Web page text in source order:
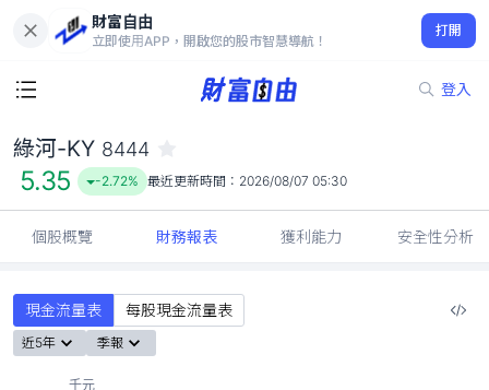
財富自由
立即使用APP，開啟您的股市智慧導航！
打開
登入
5.35
-2.72%
綠河-KY 8444
5.35 -2.72% 最近更新時間： 2026/08/07 05:30
個股概覽 財務報表 獲利能力 安全性分析
現金流量表 每股現金流量表
近5年 季報